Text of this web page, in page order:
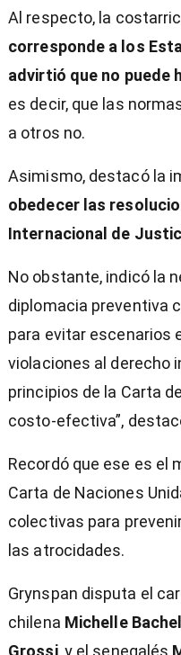
Al respecto, la
corresponde a los
advirtió que no puede
es decir, que las
a otros no.
Asimismo, destacó la
obedecer las
Internacional de
No obstante, indicó la
diplomacia preventiva
para evitar escenarios
violaciones al derecho
principios de la Carta
costo-efectiva”,
Recordó que ese es el
Carta de Naciones
colectivas para
las atrocidades.
Grynspan disputa el
chilena Michelle
Grossi, y el senegalés